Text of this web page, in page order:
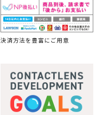
決済方法を豊富にご用意